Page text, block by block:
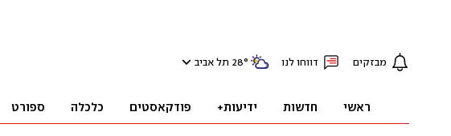
מבזקים דווחו לנו 28° תל אביב
ראשי חדשות ידיעות+ פודקאסטים כלכלה ספורט